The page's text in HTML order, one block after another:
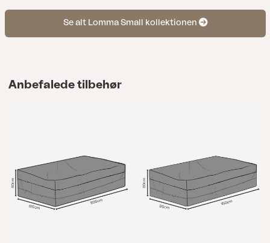
Se alt Lomma Small kollektionen
Anbefalede tilbehør